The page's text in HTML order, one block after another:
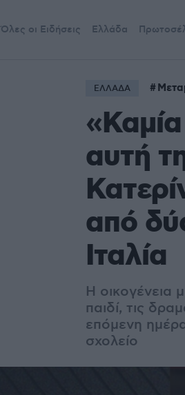
Όλες οι Ειδήσεις Ελλάδα
ΕΛΛΑΔΑ
αυτή
από
Ιταλία
Η οικογένεια
παιδί, τις
επόμενη
σχολείο